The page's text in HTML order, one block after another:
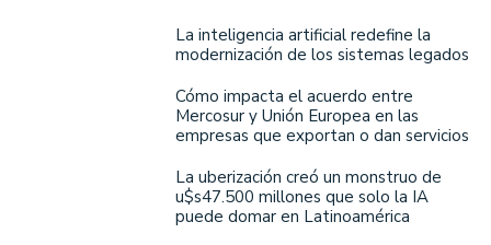
La inteligencia artificial redefine la
modernización de los sistemas legados
Cómo impacta el acuerdo entre
Mercosur y Unión Europea en las
empresas que exportan o dan servicios
La uberización creó un monstruo de
u$s47.500 millones que solo la IA
puede domar en Latinoamérica